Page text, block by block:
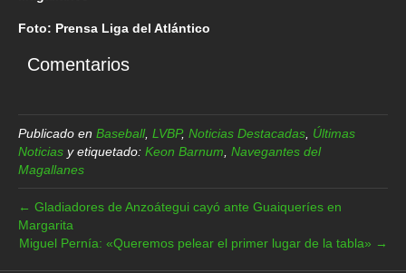
Foto: Prensa Liga del Atlántico
Comentarios
Publicado en Baseball, LVBP, Noticias Destacadas, Últimas
Noticias y etiquetado: Keon Barnum, Navegantes del
Magallanes
← Gladiadores de Anzoátegui cayó ante Guaiqueríes en
Margarita
Miguel Pernía: «Queremos pelear el primer lugar de la tabla» →